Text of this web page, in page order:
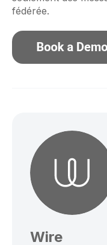
fédérée.
Wire